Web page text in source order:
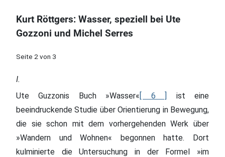
Kurt Röttgers: Wasser, speziell bei Ute
Gozzoni und Michel Serres
Seite 2 von 3
I.
Ute Guzzonis Buch »Wasser«[ 6 ]
ist eine
beeindruckende Studie über Orientierung in Bewegung,
die sie schon mit dem vorhergehenden Werk über
»Wandern und Wohnen« begonnen hatte. Dort
kulminierte die Untersuchung in der Formel »im